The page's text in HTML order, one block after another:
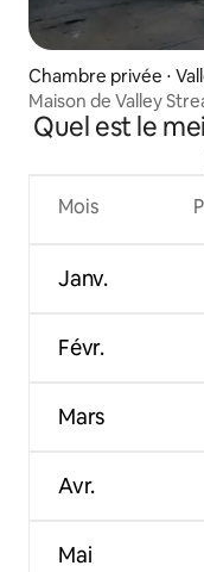
Chambre privée ⋅
Maison de Valley
Quel est le
Mois
Janv.
Févr.
Mars
Avr.
Mai